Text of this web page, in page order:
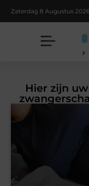
Zaterdag 8 Augustus 2026
Hier zijn